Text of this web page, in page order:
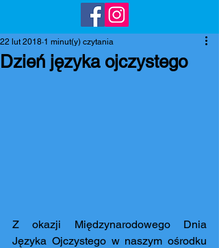
Dzień języka ojczystego
22 lut 2018 1 minut(y) czytania
Z okazji Międzynarodowego Dnia
Języka Ojczystego w naszym ośrodku